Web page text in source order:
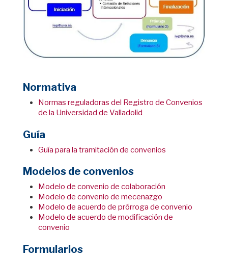
Normativa
Normas reguladoras del Registro de Convenios
de la Universidad de Valladolid
Guía
Guía para la tramitación de convenios
Modelos de convenios
Modelo de convenio de colaboración
Modelo de convenio de mecenazgo
Modelo de acuerdo de prórroga de convenio
Modelo de acuerdo de modificación de
convenio
Formularios